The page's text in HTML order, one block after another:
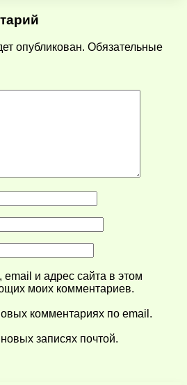
опубликован. Обязательные
и адрес сайта в этом
моих комментариев.
комментариях по email.
записях почтой.